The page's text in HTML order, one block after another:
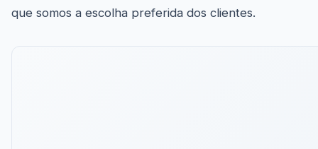
que somos a escolha preferida dos clientes.